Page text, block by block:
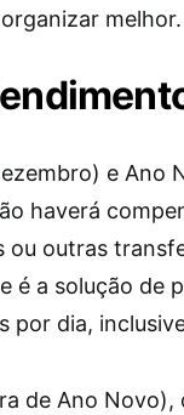
melhor.
e Ano
haverá
ou outras
é a solução de
dia,
de Ano Novo),